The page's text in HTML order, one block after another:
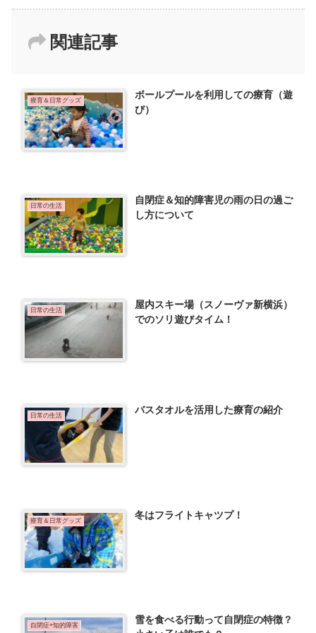
関連記事
療育＆日常グッズ
ボールプールを利用しての療育（遊
び）
日常の生活
自閉症＆知的障害児の雨の日の過ご
し方について
日常の生活
屋内スキー場（スノーヴァ新横浜）
でのソリ遊びタイム！
日常の生活 バスタオルを活用した療育の紹介
療育＆日常グッズ 冬はフライトキャツプ！
自閉症+知的障害
雪を食べる行動って自閉症の特徴？